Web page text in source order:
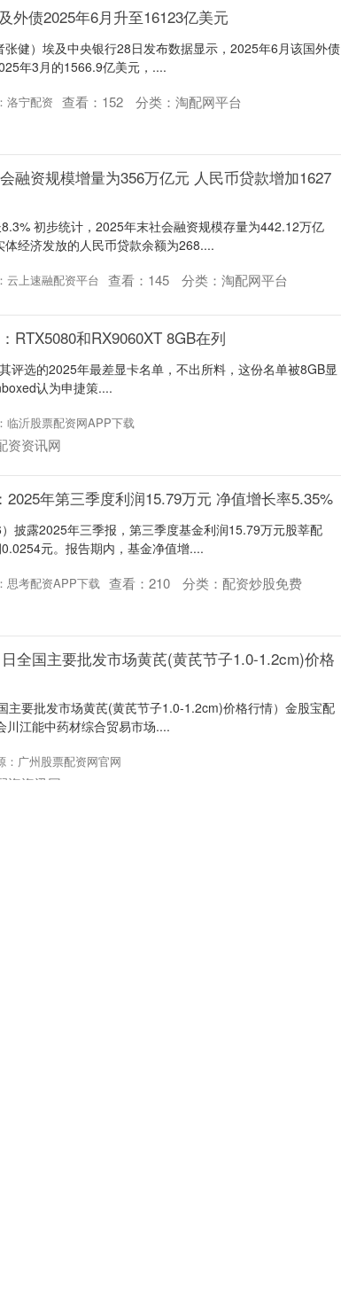
外债2025年6月升至16123亿美元
健）埃及中央银行28日发布数据显示，2025年6月该国外债
年3月的1566.9亿美元，....
洛宁配资 查看： 152 分类： 淘配网平台
融资规模增量为356万亿元 人民币贷款增加1627
初步统计，2025年末社会融资规模存量为442.12万亿
经济发放的人民币贷款余额为268....
云上速融配资平台 查看： 145 分类： 淘配网平台
RTX5080和RX9060XT 8GB在列
评选的2025年最差显卡名单，不出所料，这份名单被8GB显
认为申捷策....
临沂股票配资网APP下载
资资讯网
年第三季度利润15.79万元 净值增长率5.35%
披露2025年三季报，第三季度基金利润15.79万元股莘配
元。报告期内，基金净值增....
思考配资APP下载 查看： 210 分类： 配资炒股免费
全国主要批发市场黄芪(黄芪节子1.0-1.2cm)价格
主要批发市场黄芪(黄芪节子1.0-1.2cm)价格行情）金股宝配
川江能中药材综合贸易市场....
：广州股票配资网官网
资资讯网